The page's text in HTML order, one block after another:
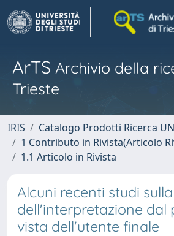
ArTS Archivio della
Trieste
IRIS
Catalogo Prodotti Ricerca
1 Contributo in Rivista(Articolo
1.1 Articolo in Rivista
Alcuni recenti studi
dell'interpretazione dal
vista dell'utente finale